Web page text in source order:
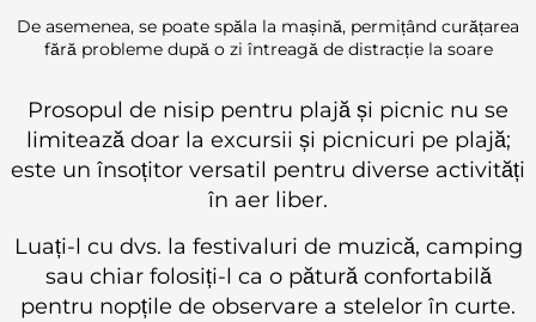
De asemenea, se poate spăla la mașină, permițând curățarea
fără probleme după o zi întreagă de distracție la soare
Prosopul de nisip pentru plajă și picnic nu se
limitează doar la excursii și picnicuri pe plajă;
este un însoțitor versatil pentru diverse activități
în aer liber.
Luați-l cu dvs. la festivaluri de muzică, camping
sau chiar folosiți-l ca o pătură confortabilă
pentru nopțile de observare a stelelor în curte.